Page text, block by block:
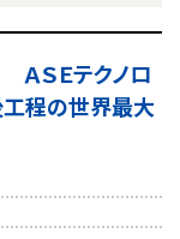
ＡＳＥテクノロ
程の世界最大